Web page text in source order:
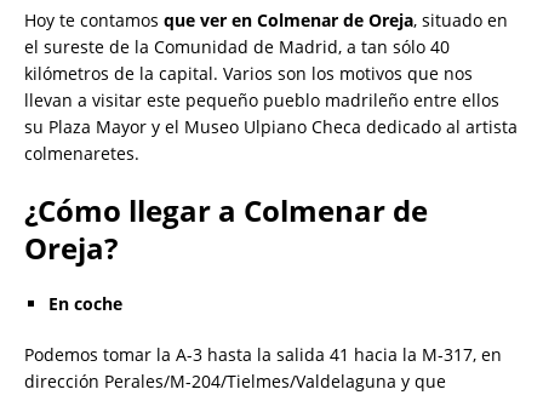
Hoy te contamos que ver en Colmenar de Oreja, situado en
el sureste de la Comunidad de Madrid, a tan sólo 40
kilómetros de la capital. Varios son los motivos que nos
llevan a visitar este pequeño pueblo madrileño entre ellos
su Plaza Mayor y el Museo Ulpiano Checa dedicado al artista
colmenaretes.
¿Cómo llegar a Colmenar de
Oreja?
En coche
Podemos tomar la A-3 hasta la salida 41 hacia la M-317, en
dirección Perales/M-204/Tielmes/Valdelaguna y que